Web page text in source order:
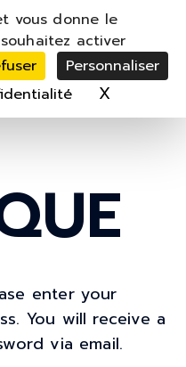
PANIER 0
enter your
You will receive a
via email.
vous donne le
activer
Personnaliser
X